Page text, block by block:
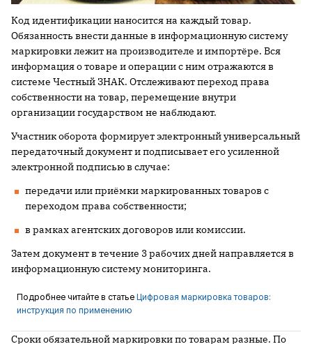
Код идентификации наносится на каждый товар.
Обязанность внести данные в информационную систему
маркировки лежит на производителе и импортёре. Вся
информация о товаре и операции с ним отражаются в
системе Честный ЗНАК. Отслеживают переход права
собственности на товар, перемещение внутри
организации государством не наблюдают.
Участник оборота формирует электронный универсальный
передаточный документ и подписывает его усиленной
электронной подписью в случае:
передачи или приёмки маркированных товаров с
переходом права собственности;
в рамках агентских договоров или комиссии.
Затем документ в течение 3 рабочих дней направляется в
информационную систему мониторинга.
Подробнее читайте в статье Цифровая маркировка товаров:
инструкция по применению
Сроки обязательной маркировки по товарам разные. По